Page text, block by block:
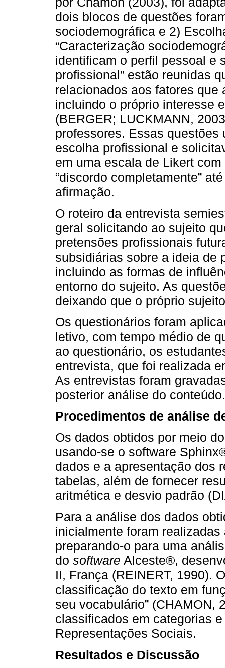
dois blocos de questões
sociodemográfica e 2)
“Caracterização
identificam o perfil pessoal e
profissional” estão reunidas
relacionados aos fatores
incluindo o próprio interesse
(BERGER; LUCKMANN,
professores. Essas
escolha profissional e
em uma escala de Likert
“discordo completamente”
afirmação.
O roteiro da entrevista
geral solicitando ao sujeito
pretensões profissionais
subsidiárias sobre a ideia de
incluindo as formas de
entorno do sujeito. As
deixando que o próprio
Os questionários foram
letivo, com tempo médio de
ao questionário, os
entrevista, que foi realizada
As entrevistas foram
posterior análise do conteúdo.
Procedimentos de análise
Os dados obtidos por meio
usando-se o software
dados e a apresentação dos
tabelas, além de fornecer
aritmética e desvio padrão
Para a análise dos dados
inicialmente foram
preparando-o para uma
do software Alceste®,
II, França (REINERT, 1990).
classificação do texto em
seu vocabulário” (CHAMON,
classificados em categorias
Representações Sociais.
Resultados e Discussão